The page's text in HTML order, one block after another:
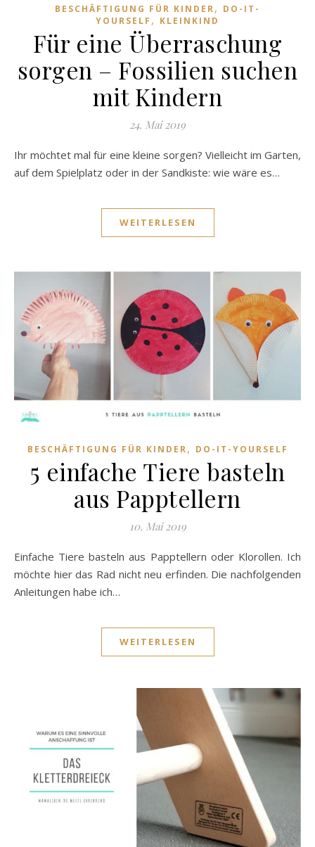
BESCHÄFTIGUNG FÜR KINDER, DO-IT-
YOURSELF , KLEINKIND
Für eine Überraschung
sorgen – Fossilien suchen
mit Kindern
24. Mai 2019
Ihr möchtet mal für eine kleine sorgen? Vielleicht im Garten,
auf dem Spielplatz oder in der Sandkiste: wie wäre es…
WEITERLESEN
BESCHÄFTIGUNG FÜR KINDER, DO-IT-YOURSELF
5 einfache Tiere basteln
aus Papptellern
10. Mai 2019
Einfache Tiere basteln aus Papptellern oder Klorollen. Ich
möchte hier das Rad nicht neu erfinden. Die nachfolgenden
Anleitungen habe ich…
WEITERLESEN